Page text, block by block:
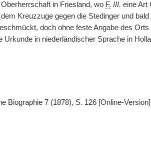
in Friesland, wo F. III. eine Art
Kreuzzuge gegen die Stedinger und
doch ohne feste Angabe des
in niederländischer Sprache in
Biographie 7 (1878), S. 126 [Online-